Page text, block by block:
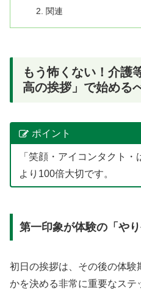
関連
もう怖くない！介護
高の挨拶」で始める
ポイント
「笑顔・アイコンタクト
より100倍大切です。
第一印象が体験の「や
初日の挨拶は、その後の体験
かを決める非常に重要なステ